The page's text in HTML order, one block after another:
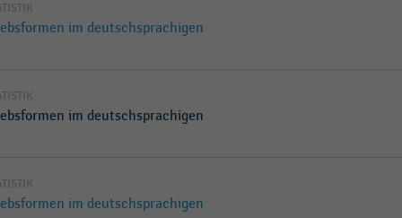
im deutschsprachigen
im deutschsprachigen
im deutschsprachigen